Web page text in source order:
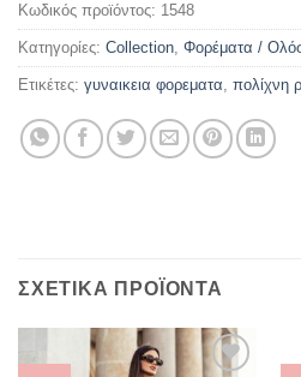
Κωδικός προϊόντος: 1548
Κατηγορίες: Collection, Φορέματα /
Ετικέτες: γυναικεια φορεματα, πολίχνη
ΣΧΕΤΙΚΆ ΠΡΟΪΌΝΤΑ